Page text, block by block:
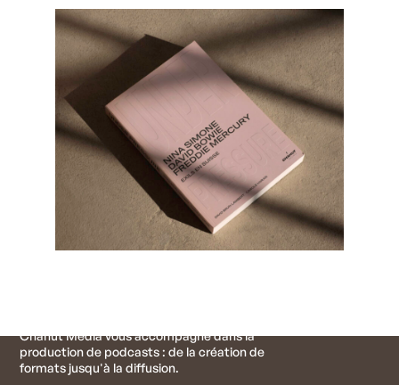
Inscrivez-vous
Suivez les activités de CHAHUT
Chahut Média vous accompagne dans la
production de podcasts : de la création de
formats jusqu'à la diffusion.